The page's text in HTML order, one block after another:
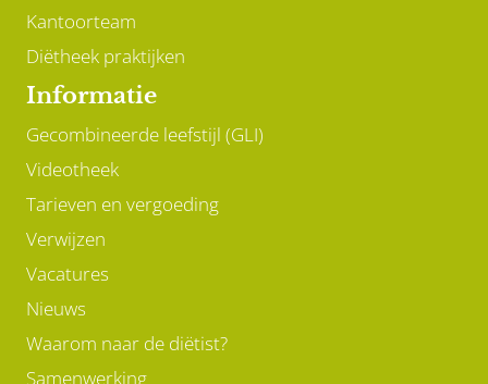
Kantoorteam
Diëtheek praktijken
Informatie
Gecombineerde leefstijl (GLI)
Videotheek
Tarieven en vergoeding
Verwijzen
Vacatures
Nieuws
Waarom naar de diëtist?
Samenwerking